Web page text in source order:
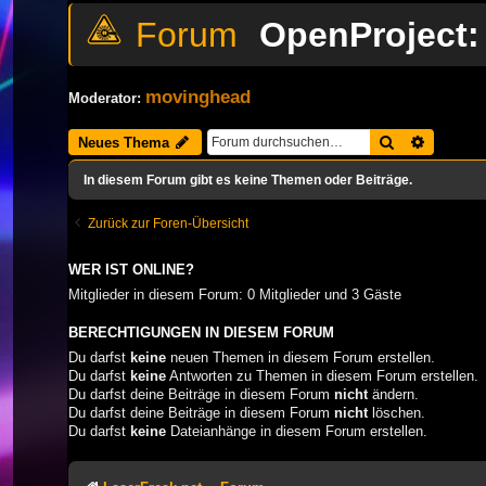
Moderator: movinghead
Neues Thema Suche
In diesem Forum gibt es keine Themen oder Beiträge.
Zurück zur Foren-Übersicht
WER IST ONLINE?
Mitglieder in diesem Forum: 0 Mitglieder und 3 Gäste
BERECHTIGUNGEN IN DIESEM FORUM
Du darfst keine neuen Themen in diesem Forum erstellen.
Du darfst keine Antworten zu Themen in diesem Forum erstellen.
Du darfst deine Beiträge in diesem Forum nicht ändern.
Du darfst deine Beiträge in diesem Forum nicht löschen.
Du darfst keine Dateianhänge in diesem Forum erstellen.